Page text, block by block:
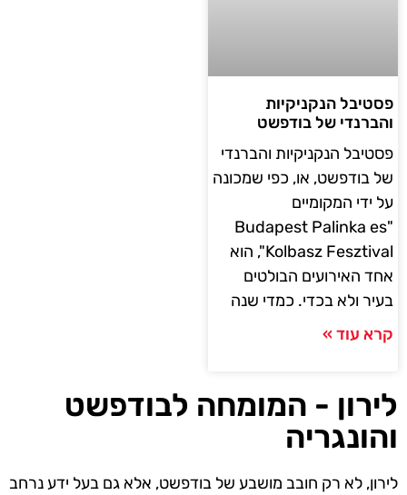
פסטיבל הנקניקיות
והברנדי של בודפשט
פסטיבל הנקניקיות והברנדי
של בודפשט, או, כפי שמכונה
על ידי המקומיים
"Budapest Palinka es
Kolbasz Fesztival", הוא
אחד האירועים הבולטים
בעיר ולא בכדי. כמדי שנה
קרא עוד »
לירון - המומחה לבודפשט
והונגריה
לירון, לא רק חובב מושבע של בודפשט, אלא גם בעל ידע נרחב